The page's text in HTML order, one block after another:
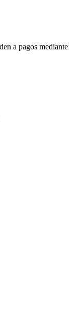
a pagos mediante